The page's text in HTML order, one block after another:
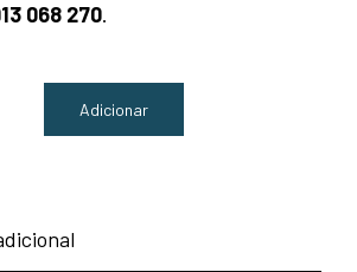
068 270.
Adicionar